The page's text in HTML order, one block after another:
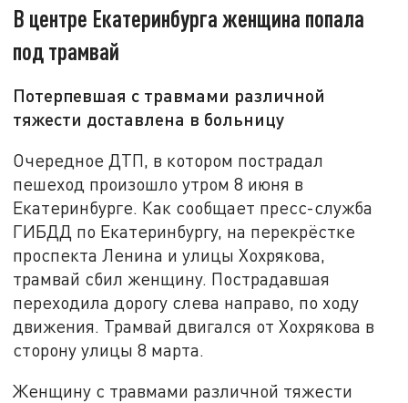
В центре Екатеринбурга женщина попала
под трамвай
Потерпевшая с травмами различной
тяжести доставлена в больницу
Очередное ДТП, в котором пострадал
пешеход произошло утром 8 июня в
Екатеринбурге. Как сообщает пресс-служба
ГИБДД по Екатеринбургу, на перекрёстке
проспекта Ленина и улицы Хохрякова,
трамвай сбил женщину. Пострадавшая
переходила дорогу слева направо, по ходу
движения. Трамвай двигался от Хохрякова в
сторону улицы 8 марта.
Женщину с травмами различной тяжести